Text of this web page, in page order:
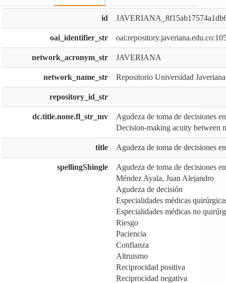
id
oai_identifier_str
network_acronym_str JAVERIANA
network_name_str Repositorio Universidad Javeriana
repository_id_str
dc.title.none.fl_str_mv
Agudeza de toma de decisiones
Decision-making acuity between
title Agudeza de toma de decisiones
spellingShingle
Agudeza de toma de decisiones
Méndez Ayala, Juan Alejandro
Agudeza de decisión
Especialidades médicas
Especialidades médicas no
Riesgo
Paciencia
Confianza
Altruismo
Reciprocidad positiva
Reciprocidad negativa